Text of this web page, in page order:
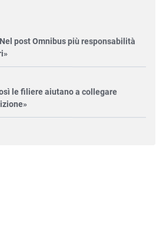
post Omnibus più responsabilità
le filiere aiutano a collegare
di una governance forte»